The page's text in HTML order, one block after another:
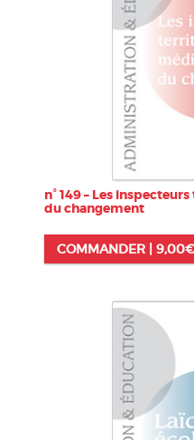
n° 149 – Les
du changement
COMMANDER | 9,00€